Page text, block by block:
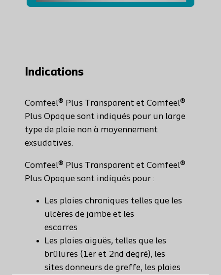
Indications
Comfeel® Plus Transparent et Comfeel®
Plus Opaque sont indiqués pour un large
type de plaie non à moyennement
exsudatives.
Comfeel® Plus Transparent et Comfeel®
Plus Opaque sont indiqués pour :
Les plaies chroniques telles que les
ulcères de jambe et les
escarres
Les plaies aiguës, telles que les
brûlures (1er et 2nd degré), les
sites donneurs de greffe, les plaies